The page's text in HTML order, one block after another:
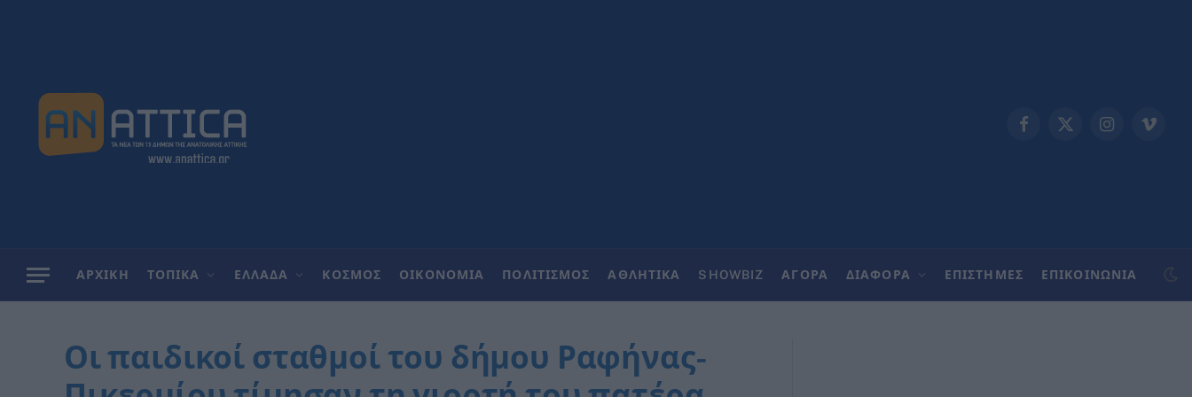
Facebook
X
InstagramVimeo
ΑΡΧΙΚΗ ΤΟΠΙΚΑ ΕΛΛΑΔΑ ΚΟΣΜΟΣ ΟΙΚΟΝΟΜΙΑ ΠΟΛΙΤΙΣΜΟΣ ΑΘΛΗΤΙΚΑ SHOWBIZ ΑΓΟΡΑ ΔΙΑΦΟΡΑ ΕΠΙΣΤΗΜΕΣ ΕΠΙΚΟΙΝΩΝΊΑ
Οι παιδικοί σταθμοί του δήμου Ραφήνας-